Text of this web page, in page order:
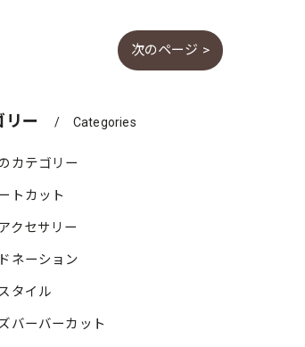
次のページ >
リー Categories
カテゴリー
トカット
クセサリー
ネーション
タイル
バーバーカット